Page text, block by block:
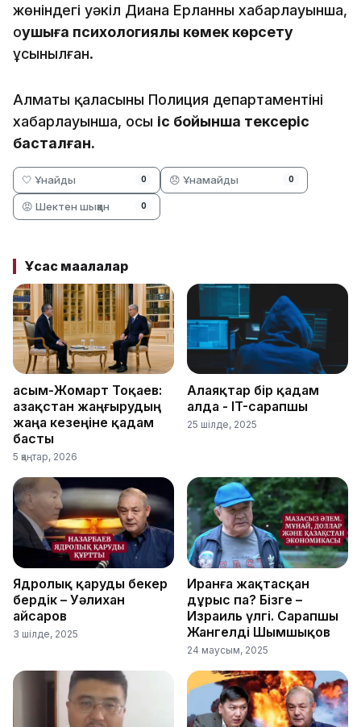
жөніндегі уәкіл Диана Ерланның хабарлауынша,
оқушыға психологиялық көмек көрсету
ұсынылған.
Алматы қаласының Полиция департаментінің
хабарлауынша, осы іс бойынша тексеріс
басталған.
🤍 Ұнайды 0 😞 Ұнамайды 0
😡 Шектен шыққан 0
Ұқсас мақалалар
Қасым-Жомарт Тоқаев:
Қазақстан жаңғырудың
жаңа кезеңіне қадам
басты
5 қаңтар, 2026
Алаяқтар бір қадам
алда - IT-сарапшы
25 шілде, 2025
Ядролық қаруды бекер
бердік – Уәлихан
Қайсаров
3 шілде, 2025
Иранға жақтасқан
дұрыс па? Бізге –
Израиль үлгі. Сарапшы
Жангелді Шымшықов
24 маусым, 2025